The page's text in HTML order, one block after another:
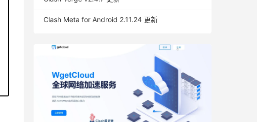
Clash Meta for Android 2.11.24 更新